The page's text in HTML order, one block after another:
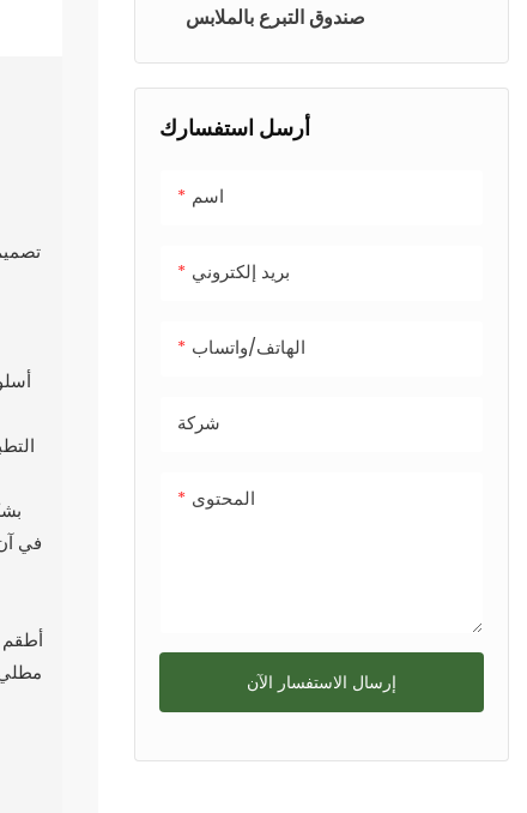
في
صندوق التبرع بالملابس
أرسل استفسارك
اسم
بريد إلكتروني
الهاتف/واتساب
شركة
المحتوى
إرسال الاستفسار الآن